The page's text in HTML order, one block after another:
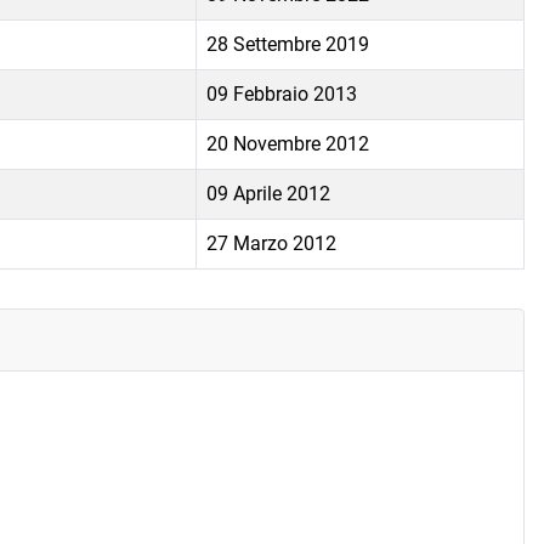
28 Settembre 2019
09 Febbraio 2013
20 Novembre 2012
09 Aprile 2012
27 Marzo 2012